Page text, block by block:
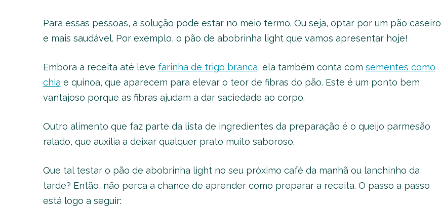
Para essas pessoas, a solução pode estar no meio termo. Ou seja, optar por um pão caseiro
e mais saudável. Por exemplo, o pão de abobrinha light que vamos apresentar hoje!
Embora a receita até leve farinha de trigo branca, ela também conta com sementes como
chia e quinoa, que aparecem para elevar o teor de fibras do pão. Este é um ponto bem
vantajoso porque as fibras ajudam a dar saciedade ao corpo.
Outro alimento que faz parte da lista de ingredientes da preparação é o queijo parmesão
ralado, que auxilia a deixar qualquer prato muito saboroso.
Que tal testar o pão de abobrinha light no seu próximo café da manhã ou lanchinho da
tarde? Então, não perca a chance de aprender como preparar a receita. O passo a passo
está logo a seguir: